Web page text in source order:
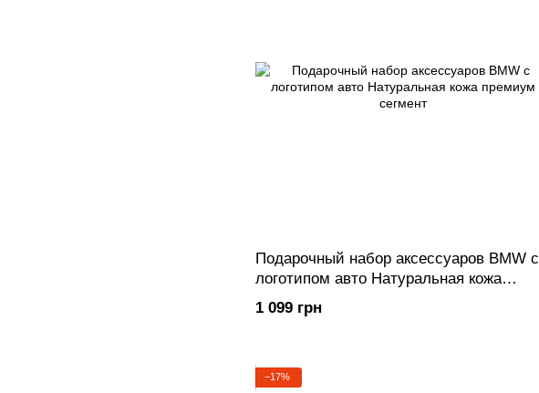
Подарочный набор аксессуаров BMW с
логотипом авто Натуральная кожа
премиум сегмент
1 099 грн
−17%